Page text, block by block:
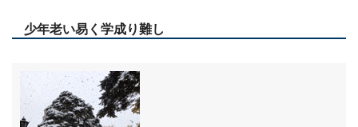
少年老い易く学成り難し